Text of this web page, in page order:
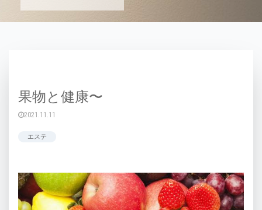
果物と健康〜
2021.11.11
エステ